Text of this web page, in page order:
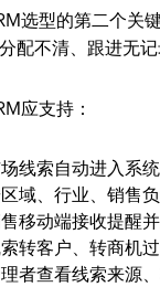
选型的第二个关
配不清、跟进无
应支持：
线索自动进入系统
域、行业、销售
移动端接收提醒
转客户、转商机
者查看线索来源